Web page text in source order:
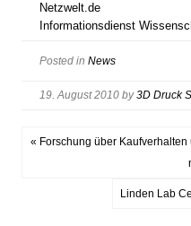
Netzwelt.de
Informationsdienst
Posted in News
19. August 2010 by3D Druck
« Forschung über
Linden Lab